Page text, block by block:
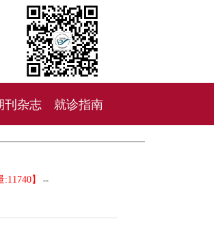
刊杂志 就诊指南
】 --